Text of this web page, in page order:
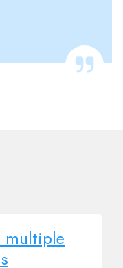
multiple